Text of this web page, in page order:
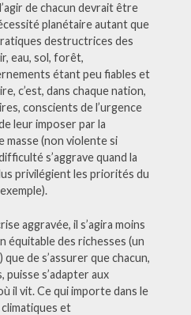
de chacun devrait être
planétaire autant que
destructrices des
eau, sol, forêt,
étant peu fiables et
c’est, dans chaque nation,
conscients de l’urgence
leur imposer par la
masse (non violente si
s’aggrave quand la
privilégient les priorités du
aggravée, il s’agira moins
équitable des richesses (un
de s’assurer que chacun,
puisse s’adapter aux
il vit. Ce qui importe dans le
et